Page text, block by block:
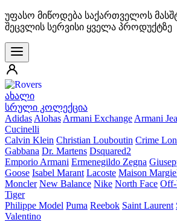
უფასო მიწოდება საქართველოს
შეცვლის სერვისი ყველა პროდუქტზე
ახალი
სრული კოლექცია
Adidas Alohas Armani Exchange Armani
Cucinelli
Calvin Klein Christian Louboutin Crime
Gabbana Dr. Martens Dsquared2
Emporio Armani Ermenegildo Zegna
Goose Isabel Marant Lacoste Maison
Moncler New Balance Nike North Face
Tiger
Philippe Model Puma Reebok Saint Laurent
Valentino